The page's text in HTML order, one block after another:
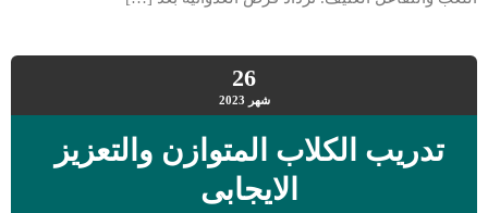
26
شهر 2023
تدريب الكلاب المتوازن والتعزيز
الايجابى